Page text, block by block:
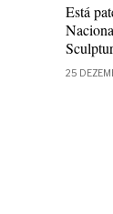
Está
25